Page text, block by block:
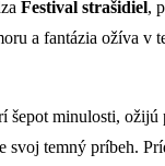
Festival strašidiel,
a fantázia ožíva v
šepot minulosti, ožijú
svoj temný príbeh.